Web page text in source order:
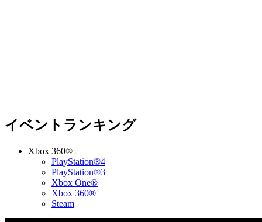
イベントランキング
Xbox 360®
PlayStation®4
PlayStation®3
Xbox One®
Xbox 360®
Steam